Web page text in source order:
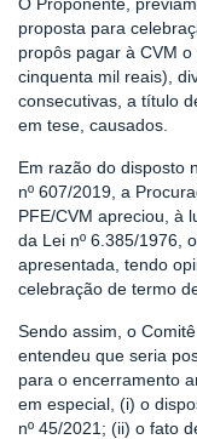
proposta para
propôs pagar à CVM
cinquenta mil reais),
consecutivas, a título
em tese, causados.
Em razão do disposto
nº 607/2019, a
PFE/CVM apreciou, à
da Lei nº 6.385/1976,
apresentada, tendo
celebração de termo
Sendo assim, o
entendeu que seria
para o encerramento
em especial, (i) o
nº 45/2021; (ii) o fato